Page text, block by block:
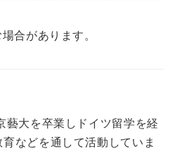
合があります。
大を卒業しドイツ留学を経
などを通して活動していま